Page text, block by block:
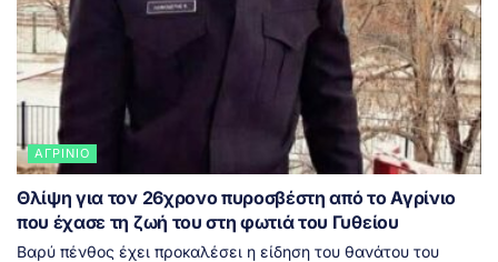
ΑΓΡΊΝΙΟ
Θλίψη για τον 26χρονο πυροσβέστη από το Αγρίνιο
που έχασε τη ζωή του στη φωτιά του Γυθείου
Βαρύ πένθος έχει προκαλέσει η είδηση του θανάτου του